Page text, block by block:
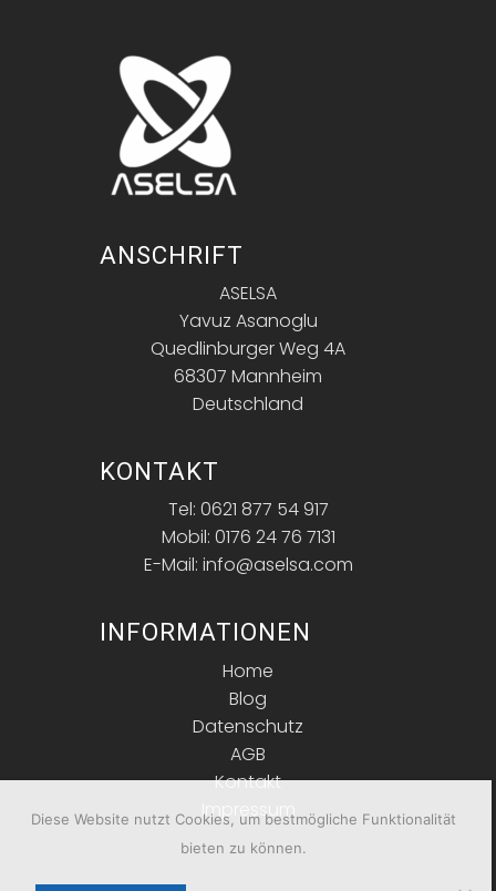
ANSCHRIFT
ASELSA
Yavuz Asanoglu
Quedlinburger Weg 4A
68307 Mannheim
Deutschland
KONTAKT
Tel: 0621 877 54 917
Mobil: 0176 24 76 7131
E-Mail: info@aselsa.com
INFORMATIONEN
Home
Blog
Datenschutz
AGB
Kontakt
Impressum
Diese Website nutzt Cookies, um bestmögliche Funktionalität
bieten zu können.